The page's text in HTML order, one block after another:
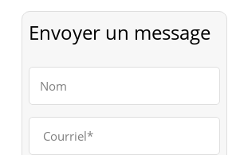
Envoyer un message